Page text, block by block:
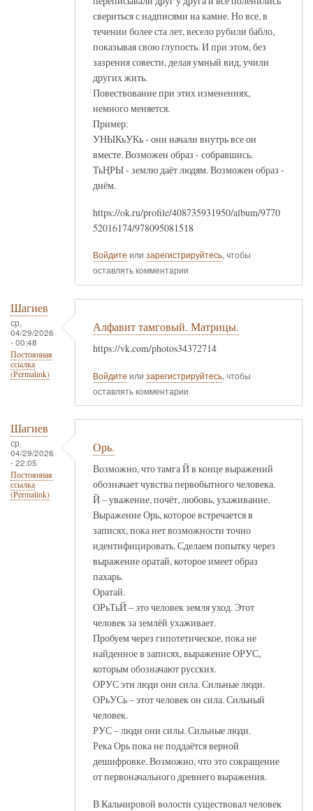
свериться с надписями на камне. Но все, в
течении более ста лет, весело рубили бабло,
показывая свою глупость. И при этом, без
зазрения совести, делая умный вид, учили
других жить.
Повествование при этих изменениях,
немного меняется.
Пример:
УНЫКьУКь - они начали внутрь все он
вместе. Возможен образ - собравшись.
ТьҢРЫ - землю даёт людям. Возможен образ -
днём.
https://ok.ru/profile/408735931950/album/9770
52016174/978095081518
Войдите или зарегистрируйтесь, чтобы
оставлять комментарии
Шагиев
ср,
04/29/2026
- 00:48
Постоянная
ссылка
(Permalink)
Алфавит тамговый. Матрицы.
https://vk.com/photos34372714
Войдите или зарегистрируйтесь, чтобы
оставлять комментарии
Шагиев
ср,
04/29/2026
- 22:05
Постоянная
ссылка
(Permalink)
Орь.
Возможно, что тамга Й в конце выражений
обозначает чувства первобытного человека.
Й – уважение, почёт, любовь, ухаживание.
Выражение Орь, которое встречается в
записях, пока нет возможности точно
идентифицировать. Сделаем попытку через
выражение оратай, которое имеет образ
пахарь.
Оратай.
ОРьТьЙ – это человек земля уход. Этот
человек за землёй ухаживает.
Пробуем через гипотетическое, пока не
найденное в записях, выражение ОРУС,
которым обозначают русских.
ОРУС эти люди они сила. Сильные люди.
ОРьУСь – этот человек он сила. Сильный
человек.
РУС – люди они силы. Сильные люди.
Река Орь пока не поддаётся верной
дешифровке. Возможно, что это сокращение
от первоначального древнего выражения.
В Кальчировой волости существовал человек